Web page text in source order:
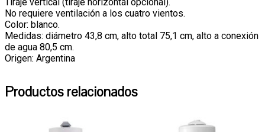
No requiere ventilación a los cuatro vientos.
Color: blanco.
Medidas: diámetro 43,8 cm, alto total 75,1 cm, alto a conexión
de agua 80,5 cm.
Origen: Argentina
Productos relacionados